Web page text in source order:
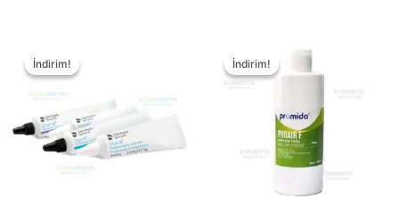
İndirim!
İndirim! İndirim!
İndirim!